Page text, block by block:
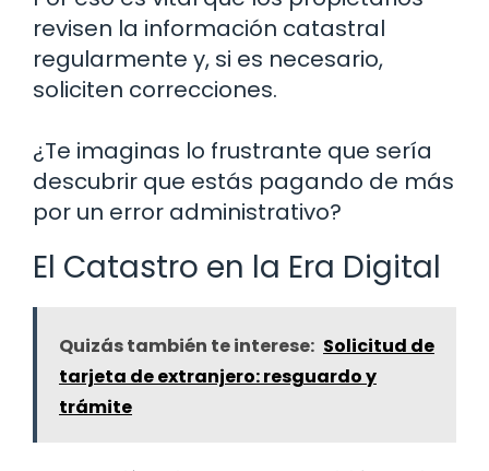
revisen la información catastral
regularmente y, si es necesario,
soliciten correcciones.
¿Te imaginas lo frustrante que sería
descubrir que estás pagando de más
por un error administrativo?
El Catastro en la Era Digital
Quizás también te interese: Solicitud de
tarjeta de extranjero: resguardo y
trámite